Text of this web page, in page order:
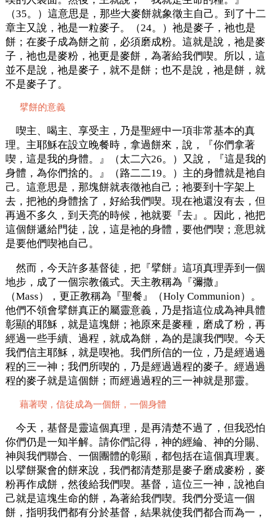
（35。）這意思是，那些大麥餅就象徵主自己。到了十二
章主又說，祂是一粒麥子。（24。）祂是麥子，祂也是
餅；在麥子成為餅之前，必須磨成粉。這就是說，祂是麥
子，祂也是麥粉，祂更是麥餅，為著給我們喫。所以，這
並不是說，祂是麥子，就不是餅；也不是說，祂是餅，就
不是麥子了。
擘餅的意義
喫主、喝主、享受主，乃是聖經中一項非常基本的真
理。主耶穌在設立晚餐時，拿過餅來，說，『你們拿著
喫，這是我的身體。』（太二六26。）又說，『這是我的
身體，為你們捨的。』（路二二19。）主的身體就是祂自
己。這意思是，那塊餅就表徵祂自己；祂要到十字架上
去，把祂的身體捨了，好給我們喫。現在祂還沒有去，但
再過不多久，到天亮的時候，祂就要『去』。因此，祂把
這個餅遞給門徒，說，這是祂的身體，要他們喫；意思就
是要他們喫祂自己。
然而，今天許多基督徒，把『擘餅』這項真理弄到一個
地步，成了一個宗教儀式。天主教稱為『彌撒』
（Mass），更正教稱為『聖餐』（Holy Communion）。
他們不領會擘餅真正的屬靈意義，乃是指這位成為神具體
彰顯的耶穌，就是這塊餅；祂原來是麥種，磨成了粉，再
經過一些手續、過程，就成為餅，為的是讓我們喫。今天
我們信主耶穌，就是喫祂。我們所信的一位，乃是經過過
程的三一神；我們所喫的，乃是經過過程的麥子。經過過
程的麥子就是這個餅；而經過過程的三一神就是那靈。
藉著喫，信徒成為一個餅，一個身體
今天，基督是靈這個真理，是再清楚不過了，但我恐怕
你們仍是一知半解。請你們記得，神的經綸、神的分賜、
神與我們聯合、一個團體的彰顯，都包括在這個真理裏。
以擘餅聚會的餅來說，我們都清楚那是麥子磨成麥粉，麥
粉再作成餅，然後給我們喫。基督，這位三一神，說祂自
己就是這塊生命的餅，為著給我們喫。我們分受這一個
餅，指明我們都有分於基督，結果就使我們都合而為一，